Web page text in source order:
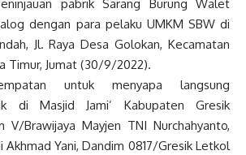
pabrik Sarang Burung Walet
dengan para pelaku UMKM SBW di
Jl. Raya Desa Golokan, Kecamatan
Timur, Jumat (30/9/2022).
untuk menyapa langsung
di Masjid Jami’ Kabupaten Gresik
V/Brawijaya Mayjen TNI Nurchahyanto,
Akhmad Yani, Dandim 0817/Gresik Letkol